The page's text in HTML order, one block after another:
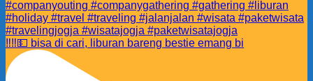
‼️‼️💵 bisa di cari, liburan bareng bestie emang bi